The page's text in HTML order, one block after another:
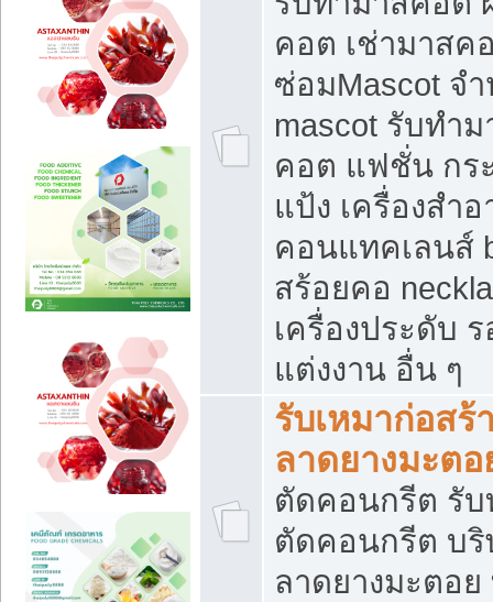
คอต เช่ามาสค
ซ่อมMascot จ
mascot รับทำ
คอต แฟชั่น กระ
แป้ง เครื่องสำ
คอนแทคเลนส์
สร้อยคอ
เครื่องประดับ ร
แต่งงาน อื่น ๆ
รับเหมาก่อส
ลาดยางมะต
ตัดคอนกรีต รับ
ตัดคอนกรีต บริ
ลาดยางมะตอ